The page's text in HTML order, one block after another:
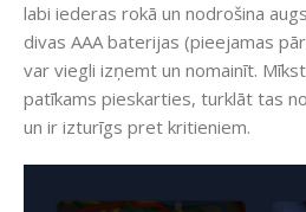
labi iederas rokā un nodrošina
divas AAA baterijas (pieejamas
var viegli izņemt un nomainīt.
patīkams pieskarties, turklāt tas
un ir izturīgs pret kritieniem.